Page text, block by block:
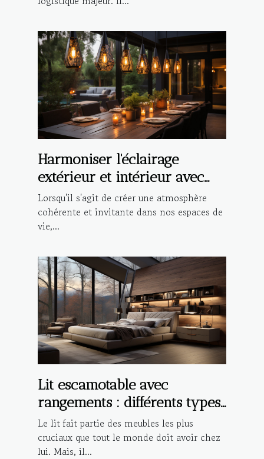
Harmoniser l'éclairage
extérieur et intérieur avec
des suspensions design
Lorsqu'il s'agit de créer une atmosphère
cohérente et invitante dans nos espaces de
vie,...
Lit escamotable avec
rangements : différents types,
avantages et critères de choix
Le lit fait partie des meubles les plus
cruciaux que tout le monde doit avoir chez
lui. Mais, il...